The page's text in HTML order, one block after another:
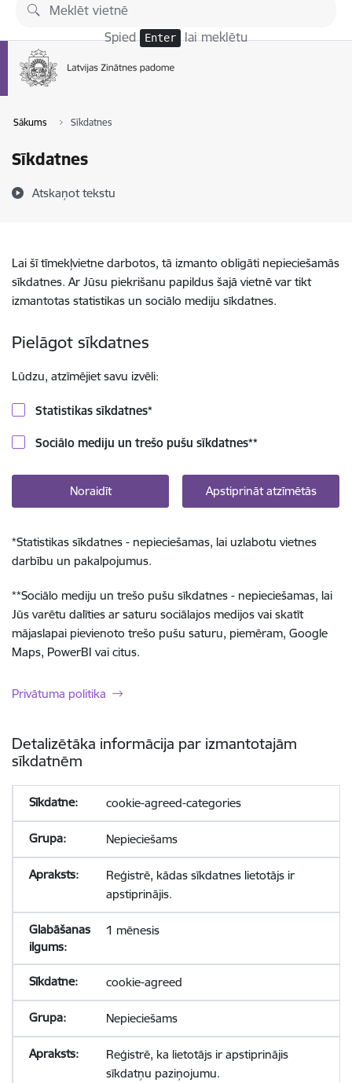
Pāriet uz lapas saturu
Spied Enter lai meklētu
Sākums Sīkdatnes
Sīkdatnes
Atskaņot tekstu
Lai šī tīmekļvietne darbotos, tā izmanto obligāti nepieciešamās
sīkdatnes. Ar Jūsu piekrišanu papildus šajā vietnē var tikt
izmantotas statistikas un sociālo mediju sīkdatnes.
Pielāgot sīkdatnes
Lūdzu, atzīmējiet savu izvēli:
Statistikas sīkdatnes*
Sociālo mediju un trešo pušu sīkdatnes**
Noraidīt Apstiprināt atzīmētās
*Statistikas sīkdatnes - nepieciešamas, lai uzlabotu vietnes
darbību un pakalpojumus.
**Sociālo mediju un trešo pušu sīkdatnes - nepieciešamas, lai
Jūs varētu dalīties ar saturu sociālajos medijos vai skatīt
mājaslapai pievienoto trešo pušu saturu, piemēram, Google
Maps, PowerBI vai citus.
Privātuma politika
Detalizētāka informācija par izmantotajām
sīkdatnēm
cookie-agreed-categories
Nepieciešams
Reģistrē, kādas sīkdatnes lietotājs ir
apstiprinājis.
1 mēnesis
cookie-agreed
Nepieciešams
Reģistrē, ka lietotājs ir apstiprinājis
sīkdatņu paziņojumu.